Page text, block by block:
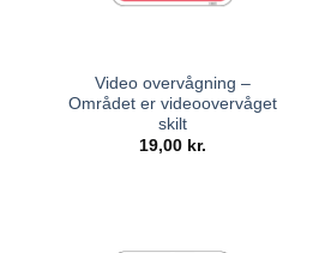
Video overvågning –
Området er videoovervåget
skilt
19,00 kr.